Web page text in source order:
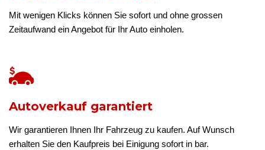
Mit wenigen Klicks können Sie sofort und ohne grossen
Zeitaufwand ein Angebot für Ihr Auto einholen.
Autoverkauf garantiert
Wir garantieren Ihnen Ihr Fahrzeug zu kaufen. Auf Wunsch
erhalten Sie den Kaufpreis bei Einigung sofort in bar.